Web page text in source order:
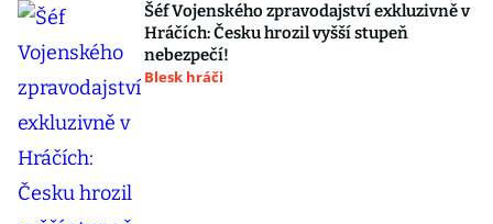
Šéf Vojenského zpravodajství exkluzivně v
Hráčích: Česku hrozil vyšší stupeň
nebezpečí!
Blesk hráči